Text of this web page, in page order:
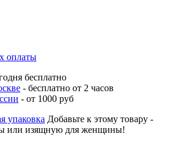
оплаты
бесплатно
- бесплатно от 2 часов
- от 1000 руб
упаковка Добавьте к этому товару -
или изящную для женщины!